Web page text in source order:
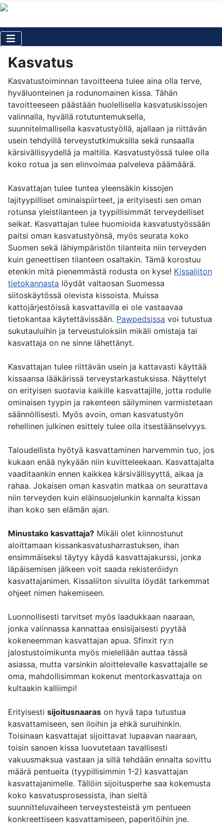
Kasvatus
Kasvatustoiminnan tavoitteena tulee aina olla terve,
hyväluonteinen ja rodunomainen kissa. Tähän
tavoitteeseen päästään huolellisella kasvatuskissojen
valinnalla, hyvällä rotutuntemuksella,
suunnitelmallisella kasvatustyöllä, ajallaan ja riittävän
usein tehdyillä terveystutkimuksilla sekä runsaalla
kärsivällisyydellä ja maltilla. Kasvatustyössä tulee olla
koko rotua ja sen elinvoimaa palveleva päämäärä.
Kasvattajan tulee tuntea yleensäkin kissojen
lajityypilliset ominaispiirteet, ja erityisesti sen oman
rotunsa yleistilanteen ja tyypillisimmät terveydelliset
seikat. Kasvattajan tulee huomioida kasvatustyössään
paitsi oman kasvatustyönsä, myös seurata koko
Suomen sekä lähiympäristön tilanteita niin terveyden
kuin geneettisen tilanteen osaltakin. Tämä korostuu
etenkin mitä pienemmästä rodusta on kyse! Kissaliiton
tietokannasta löydät valtaosan Suomessa
siitoskäytössä olevista kissoista. Muissa
kattojärjestöissä kasvattavilla ei ole vastaavaa
tietokantaa käytettävissään. Pawpedsissa voi tutustua
sukutauluihin ja terveustuloksiin mikäli omistaja tai
kasvattaja on ne sinne lähettänyt.
Kasvattajan tulee riittävän usein ja kattavasti käyttää
kissaansa lääkärissä terveystarkastuksissa. Näyttelyt
on erityisen suotavia kaikille kasvattajille, jotta rodulle
ominaisen tyypin ja rakenteen säilyminen varmistetaan
säännöllisesti. Myös avoin, oman kasvatustyön
rehellinen julkinen esittely tulee olla itsestäänselvyys.
Taloudellista hyötyä kasvattaminen harvemmin tuo, jos
kukaan enää nykyään niin kuvitteleekaan. Kasvattajalta
vaaditaankin ennen kaikkea kärsivällisyyttä, aikaa ja
rahaa. Jokaisen oman kasvatin matkaa on seurattava
niin terveyden kuin eläinsuojelunkin kannalta kissan
ihan koko sen elämän ajan.
Minustako kasvattaja? Mikäli olet kiinnostunut
aloittamaan kissankasvatusharrastuksen, ihan
ensimmäiseksi täytyy käydä kasvattajakurssi, jonka
läpäisemisen jälkeen voit saada rekisteröidyn
kasvattajanimen. Kissaliiton sivuilta löydät tarkemmat
ohjeet nimen hakemiseen.
Luonnollisesti tarvitset myös laadukkaan naaraan,
jonka valinnassa kannattaa ensisijaisesti pyytää
kokeneemman kasvattajan apua. Sfinxit ry:n
jalostustoimikunta myös mielellään auttaa tässä
asiassa, mutta varsinkin aloittelevalle kasvattajalle se
oma, mahdollisimman kokenut mentorkasvattaja on
kultaakin kalliimpi!
Erityisesti sijoitusnaaras on hyvä tapa tutustua
kasvattamiseen, sen iloihin ja ehkä suruihinkin.
Toisinaan kasvattajat sijoittavat lupaavan naaraan,
toisin sanoen kissa luovutetaan tavallisesti
vakuusmaksua vastaan ja sillä tehdään ennalta sovittu
määrä pentueita (tyypillisimmin 1-2) kasvattajan
kasvattajanimelle. Tällöin sijoitusperhe saa kokemusta
koko kasvatusprosessista, ihan sieltä
suunnitteluvaiheen terveystesteistä ym pentueen
konkreettiseen kasvattamiseen, paperitöihin jne.